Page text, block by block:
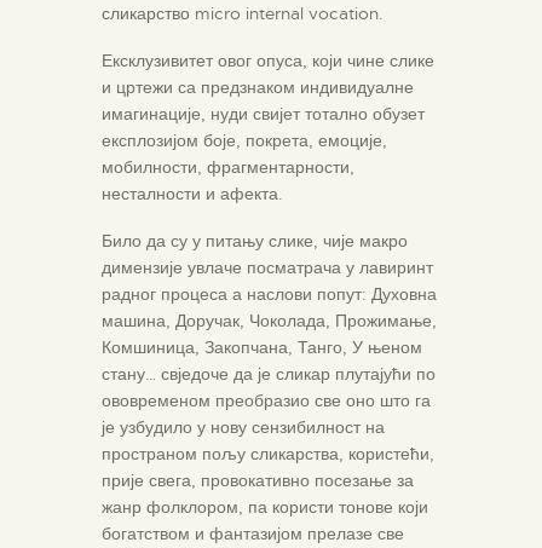
сликарство micro internal vocation.
Ексклузивитет овог опуса, који чине слике
и цртежи са предзнаком индивидуалне
имагинације, нуди свијет тотално обузет
експлозијом боје, покрета, емоције,
мобилности, фрагментарности,
несталности и афекта.
Било да су у питању слике, чије макро
димензије увлаче посматрача у лавиринт
радног процеса а наслови попут: Духовна
машина, Доручак, Чоколада, Прожимање,
Комшиница, Закопчана, Танго, У њеном
стану… свједоче да је сликар плутајући по
ововременом преобразио све оно што га
је узбудило у нову сензибилност на
пространом пољу сликарства, користећи,
прије свега, провокативно посезање за
жанр фолклором, па користи тонове који
богатством и фантазијом прелазе све